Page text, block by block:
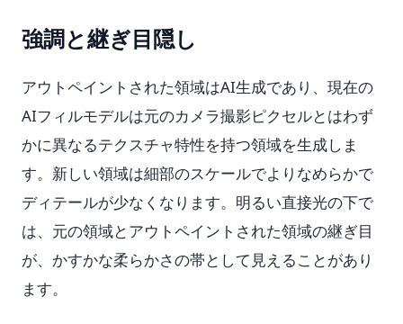
強調と継ぎ目隠し
アウトペイントされた領域はAI生成であり、現在の
AIフィルモデルは元のカメラ撮影ピクセルとはわず
かに異なるテクスチャ特性を持つ領域を生成しま
す。新しい領域は細部のスケールでよりなめらかで
ディテールが少なくなります。明るい直接光の下で
は、元の領域とアウトペイントされた領域の継ぎ目
が、かすかな柔らかさの帯として見えることがあり
ます。